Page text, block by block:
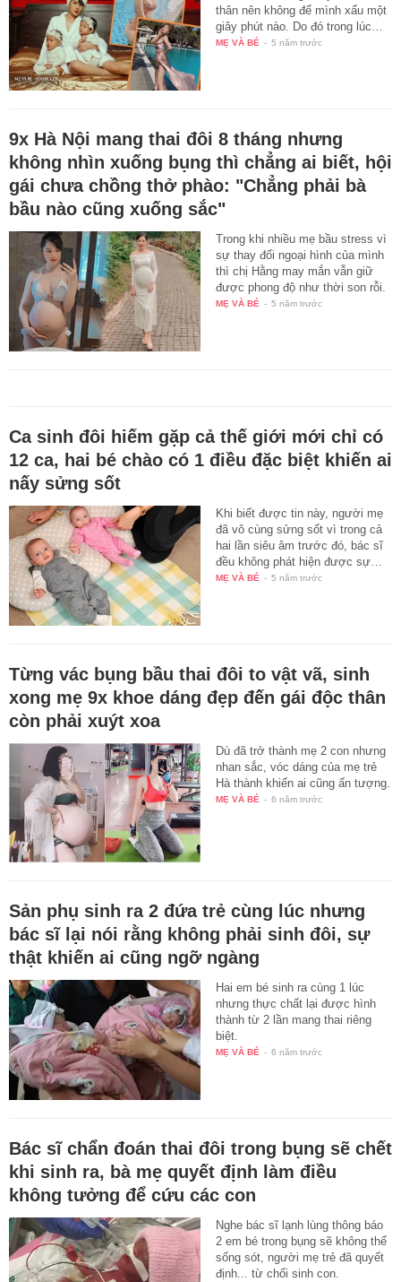
thân nên không để mình xấu một
giây phút nào. Do đó trong lúc…
MẸ VÀ BÉ - 5 năm trước
9x Hà Nội mang thai đôi 8 tháng nhưng
không nhìn xuống bụng thì chẳng ai biết, hội
gái chưa chồng thở phào: "Chẳng phải bà
bầu nào cũng xuống sắc"
Trong khi nhiều mẹ bầu stress vì
sự thay đổi ngoại hình của mình
thì chị Hằng may mắn vẫn giữ
được phong độ như thời son rỗi.
MẸ VÀ BÉ - 5 năm trước
Ca sinh đôi hiếm gặp cả thế giới mới chỉ có
12 ca, hai bé chào có 1 điều đặc biệt khiến ai
nấy sửng sốt
Khi biết được tin này, người mẹ
đã vô cùng sửng sốt vì trong cả
hai lần siêu âm trước đó, bác sĩ
đều không phát hiện được sự…
MẸ VÀ BÉ - 5 năm trước
Từng vác bụng bầu thai đôi to vật vã, sinh
xong mẹ 9x khoe dáng đẹp đến gái độc thân
còn phải xuýt xoa
Dù đã trở thành mẹ 2 con nhưng
nhan sắc, vóc dáng của mẹ trẻ
Hà thành khiến ai cũng ấn tượng.
MẸ VÀ BÉ - 6 năm trước
Sản phụ sinh ra 2 đứa trẻ cùng lúc nhưng
bác sĩ lại nói rằng không phải sinh đôi, sự
thật khiến ai cũng ngỡ ngàng
Hai em bé sinh ra cùng 1 lúc
nhưng thực chất lại được hình
thành từ 2 lần mang thai riêng
biệt.
MẸ VÀ BÉ - 6 năm trước
Bác sĩ chẩn đoán thai đôi trong bụng sẽ chết
khi sinh ra, bà mẹ quyết định làm điều
không tưởng để cứu các con
Nghe bác sĩ lạnh lùng thông báo
2 em bé trong bụng sẽ không thể
sống sót, người mẹ trẻ đã quyết
định... từ chối sinh con.